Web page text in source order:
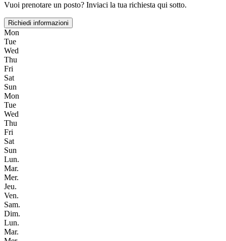
Vuoi prenotare un posto? Inviaci la tua richiesta qui sotto.
Richiedi informazioni
Mon
Tue
Wed
Thu
Fri
Sat
Sun
Mon
Tue
Wed
Thu
Fri
Sat
Sun
Lun.
Mar.
Mer.
Jeu.
Ven.
Sam.
Dim.
Lun.
Mar.